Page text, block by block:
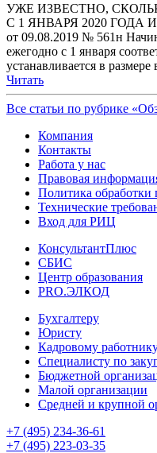
УЖЕ ИЗВЕСТНО,
С 1 ЯНВАРЯ 2020 ГОДА
от 09.08.2019 № 561н
ежегодно с 1 января
устанавливается в
Читать
Все статьи по рубрике
Компания
Контакты
Работа у нас
Правовая
Политика
Технические
Вход для РИЦ
КонсультантПлюс
СБИС
Центр образования
PRO.ЭЛКОД
Бухгалтеру
Юристу
Кадровому
Специалисту по
Бюджетной
Малой организации
Средней и крупной
+7 (495) 234-36-61
+7 (495) 223-03-35